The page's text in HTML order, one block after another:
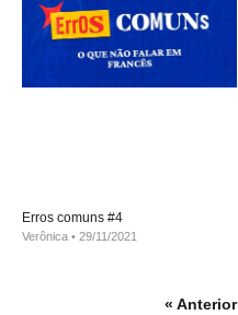
Erros comuns #4
Verônica 29/11/2021
« Anterior